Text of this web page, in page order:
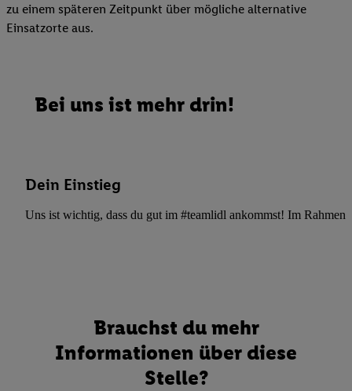
zu einem späteren Zeitpunkt über mögliche alternative
Einsatzorte aus.
Bei uns ist mehr drin!
Dein Einstieg
Uns ist wichtig, dass du gut im #teamlidl ankommst! Im Rahmen
Brauchst du mehr
Informationen über diese
Stelle?